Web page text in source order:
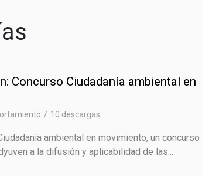
Concurso Ciudadanía ambiental en
10 descargas
ambiental en movimiento, un concurso
a la difusión y aplicabilidad de las...